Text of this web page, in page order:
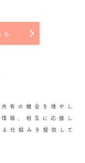
有の機会を増やし
報、相互に応援し
仕組み を提供して